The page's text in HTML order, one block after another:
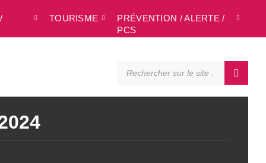
TOURISME
PRÉVENTION / ALERTE /
PCS